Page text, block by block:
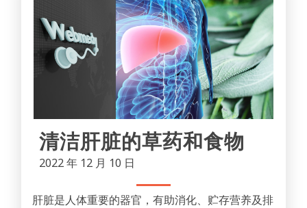
清洁肝脏的草药和食物
2022 年 12 月 10 日
肝脏是人体重要的器官，有助消化、贮存营养及排